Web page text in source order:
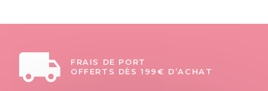
FRAIS DE PORT
OFFERTS DÈS 199€ D’ACHAT